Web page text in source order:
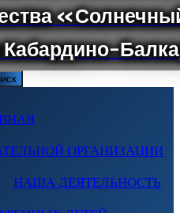
ОРГАНИЗАЦИИ
НАША ДЕЯТЕЛЬНОСТЬ